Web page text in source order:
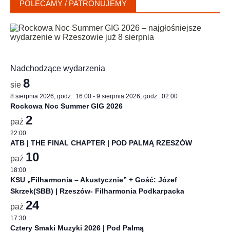
POLECAMY / PATRONUJEMY
Nadchodzące wydarzenia
sie 8
8 sierpnia 2026, godz.: 16:00 - 9 sierpnia 2026, godz.: 02:00
Rockowa Noc Summer GIG 2026
paź 2
22:00
ATB | THE FINAL CHAPTER | POD PALMĄ RZESZÓW
paź 10
18:00
KSU „Filharmonia – Akustycznie” + Gość: Józef
Skrzek(SBB) | Rzeszów- Filharmonia Podkarpacka
paź 24
17:30
Cztery Smaki Muzyki 2026 | Pod Palmą